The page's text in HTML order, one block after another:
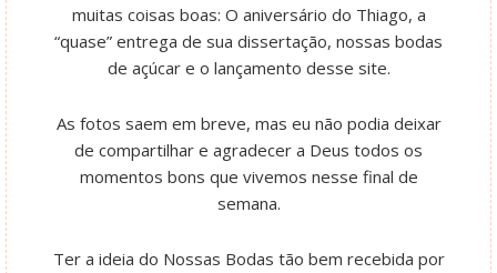
muitas coisas boas: O aniversário do Thiago, a
“quase” entrega de sua dissertação, nossas bodas
de açúcar e o lançamento desse site.
As fotos saem em breve, mas eu não podia deixar
de compartilhar e agradecer a Deus todos os
momentos bons que vivemos nesse final de
semana.
Ter a ideia do Nossas Bodas tão bem recebida por